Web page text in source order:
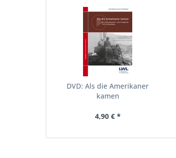
DVD: Als die Amerikaner
kamen
4,90 € *